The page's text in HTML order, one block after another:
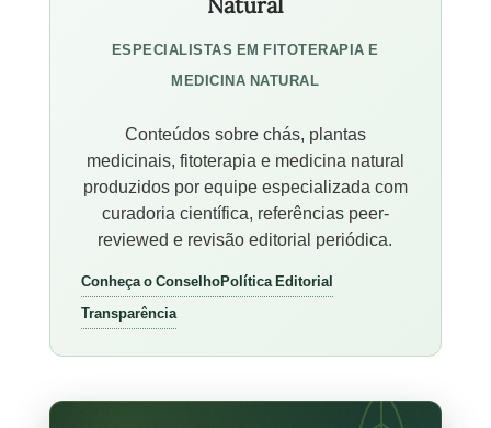
ESPECIALISTAS EM FITOTERAPIA E
MEDICINA NATURAL
Conteúdos sobre chás, plantas
medicinais, fitoterapia e medicina natural
produzidos por equipe especializada com
curadoria científica, referências peer-
reviewed e revisão editorial periódica.
Conheça o ConselhoPolítica Editorial
Transparência